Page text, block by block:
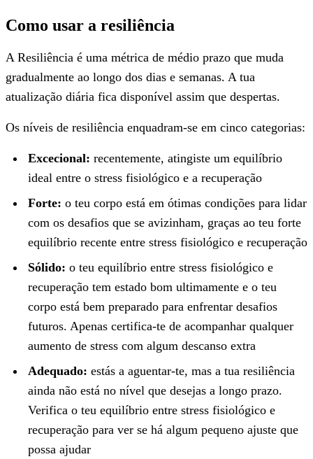
Como usar a resiliência
A Resiliência é uma métrica de médio prazo que muda
gradualmente ao longo dos dias e semanas. A tua
atualização diária fica disponível assim que despertas.
Os níveis de resiliência enquadram-se em cinco categorias:
Excecional: recentemente, atingiste um equilíbrio
ideal entre o stress fisiológico e a recuperação
Forte: o teu corpo está em ótimas condições para lidar
com os desafios que se avizinham, graças ao teu forte
equilíbrio recente entre stress fisiológico e recuperação
Sólido: o teu equilíbrio entre stress fisiológico e
recuperação tem estado bom ultimamente e o teu
corpo está bem preparado para enfrentar desafios
futuros. Apenas certifica-te de acompanhar qualquer
aumento de stress com algum descanso extra
Adequado: estás a aguentar-te, mas a tua resiliência
ainda não está no nível que desejas a longo prazo.
Verifica o teu equilíbrio entre stress fisiológico e
recuperação para ver se há algum pequeno ajuste que
possa ajudar